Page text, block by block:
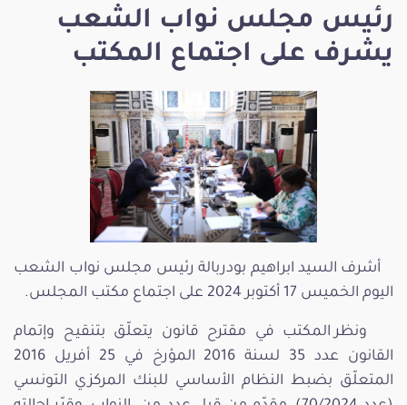
رئيس مجلس نواب الشعب
يشرف على اجتماع المكتب
أشرف السيد ابراهيم بودربالة رئيس مجلس نواب الشعب
اليوم الخميس 17 أكتوبر 2024 على اجتماع مكتب المجلس.
ونظر المكتب في مقترح قانون يتعلّق بتنقيح وإتمام
القانون عدد 35 لسنة 2016 المؤرخ في 25 أفريل 2016
المتعلّق بضبط النظام الأساسي للبنك المركزي التونسي